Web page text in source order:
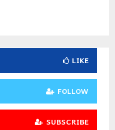
LIKE
FOLLOW
SUBSCRIBE